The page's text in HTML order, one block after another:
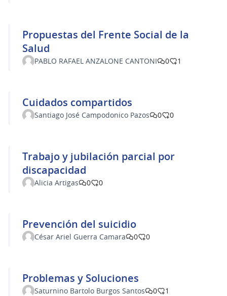
Propuestas del Frente Social de la
Salud
PABLO RAFAEL ANZALONE CANTONI 0 1
Cuidados compartidos
Santiago José Campodonico Pazos 0 0
Trabajo y jubilación parcial por
discapacidad
Alicia Artigas 0 0
Prevención del suicidio
César Ariel Guerra Camara 0 0
Problemas y Soluciones
Saturnino Bartolo Burgos Santos 0 1